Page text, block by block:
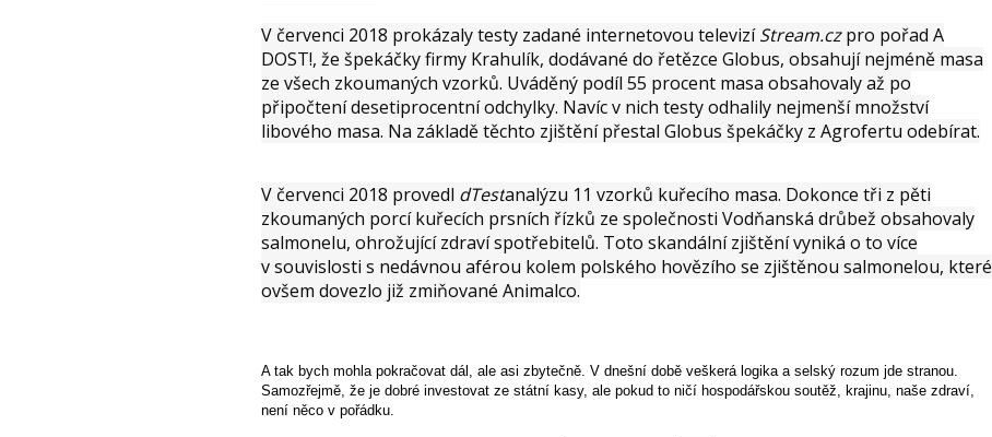
V červenci 2018 prokázaly testy zadané internetovou televizíStream.czpro pořad A
DOST!, že špekáčky firmy Krahulík, dodávané do řetězce Globus, obsahují nejméně masa
ze všech zkoumaných vzorků. Uváděný podíl 55 procent masa obsahovaly až po
připočtení desetiprocentní odchylky. Navíc v nich testy odhalily nejmenší množství
libového masa. Na základě těchto zjištění přestal Globus špekáčky z Agrofertu odebírat.
V červenci 2018 provedl dTestanalýzu 11 vzorků kuřecího masa. Dokonce tři z pěti
zkoumaných porcí kuřecích prsních řízků ze společnosti Vodňanská drůbež obsahovaly
salmonelu, ohrožující zdraví spotřebitelů. Toto skandální zjištění vyniká o to více
v souvislosti s nedávnou aférou kolem polského hovězího se zjištěnou salmonelou, které
ovšem dovezlo již zmiňované Animalco.
A tak bych mohla pokračovat dál, ale asi zbytečně. V dnešní době veškerá logika a selský rozum jde stranou.
Samozřejmě, že je dobré investovat ze státní kasy, ale pokud to ničí hospodářskou soutěž, krajinu, naše zdraví,
není něco v pořádku.